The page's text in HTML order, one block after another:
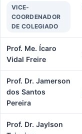
VICE-
COORDENADOR
DE COLEGIADO
Prof. Me. Ícaro
Vidal Freire
Prof. Dr. Jamerson
dos Santos
Pereira
Prof. Dr. Jaylson